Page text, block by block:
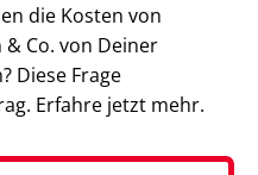
die Kosten von
Co. von Deiner
Diese Frage
Erfahre jetzt mehr.